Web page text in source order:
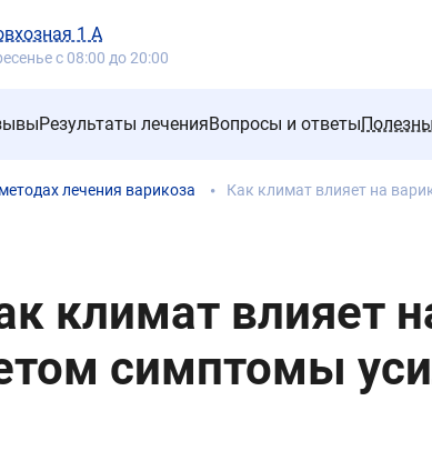
1 А
с 08:00 до 20:00
Результаты леченияВопросы и ответы
лечения варикоза Как климат влияет на
климат влияет
симптомы